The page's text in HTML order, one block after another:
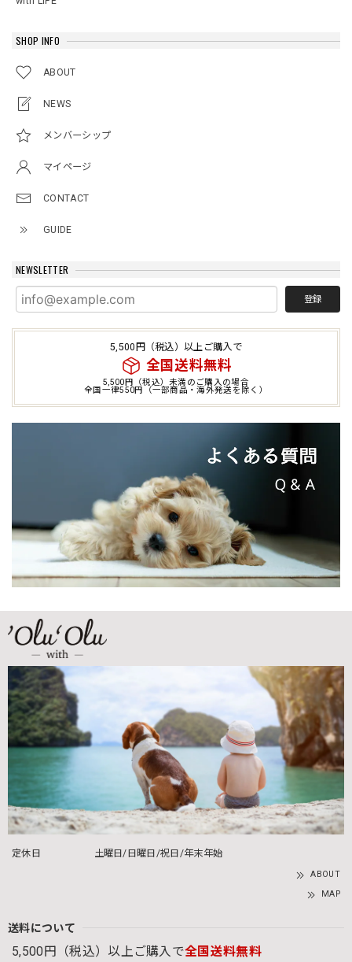
SHOP INFO
ABOUT
NEWS
メンバーシップ
マイページ
CONTACT
GUIDE
NEWSLETTER
登録
5,500円（税込）以上ご購入で
全国送料無料
5,500円（税込）未満のご購入の場合
全国一律550円（一部商品・海外発送を除く）
定休日 土曜日/日曜日/祝日/年末年始
ABOUT
MAP
送料について
5,500円（税込）以上ご購入で全国送料無料